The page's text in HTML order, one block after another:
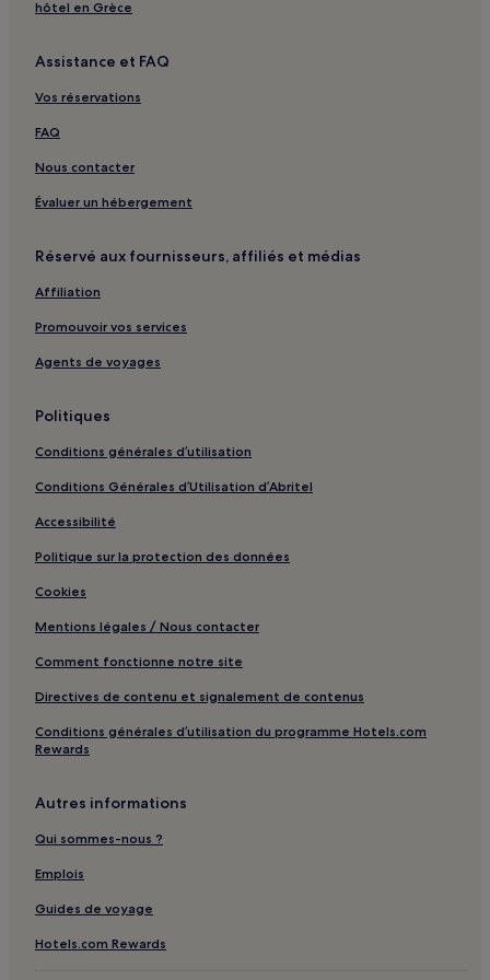
Parc Junshan : hôtels à proximité
District de Yunxi : hôtels
District de Junshan : hôtels
Xian de Xiangyin : hôtels
Miluo : hôtels
Site du Lac Shejia : hôtels à proximité
hôtel en Grèce
Assistance et FAQ
Vos réservations
FAQ
Nous contacter
Évaluer un hébergement
Réservé aux fournisseurs, affiliés et médias
Affiliation
Promouvoir vos services
Agents de voyages
Politiques
Conditions générales d’utilisation
Conditions Générales d’Utilisation d’Abritel
Accessibilité
Politique sur la protection des données
Cookies
Mentions légales / Nous contacter
Comment fonctionne notre site
Directives de contenu et signalement de contenus
Conditions générales d’utilisation du programme Hotels.com
Rewards
Autres informations
Qui sommes-nous ?
Emplois
Guides de voyage
Hotels.com Rewards